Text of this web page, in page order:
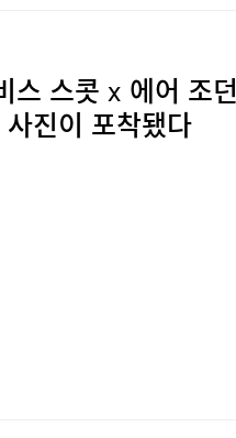
스 스콧 x 에어 조던
진이 포착됐다